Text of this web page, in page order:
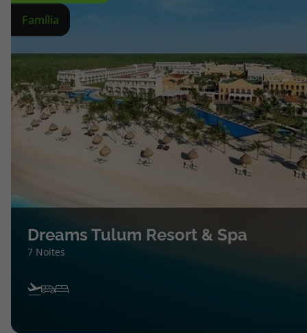
topatlantico@topatlantico.com
Família
Dreams Tulum Resort & Spa
7 Noites